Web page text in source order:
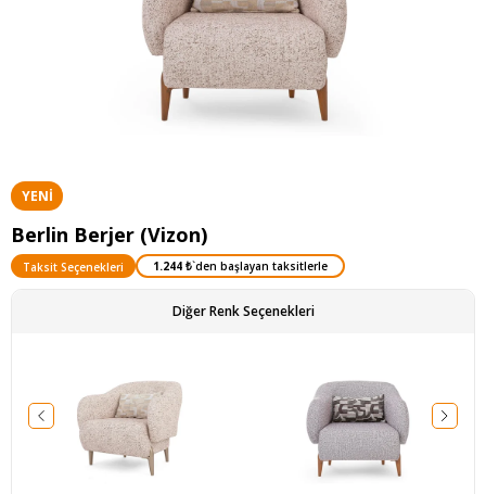
YENI
ÜRÜN
Berlin Berjer (Vizon)
Taksit Seçenekleri 1.244 ₺`den başlayan taksitlerle
Diğer Renk Seçenekleri